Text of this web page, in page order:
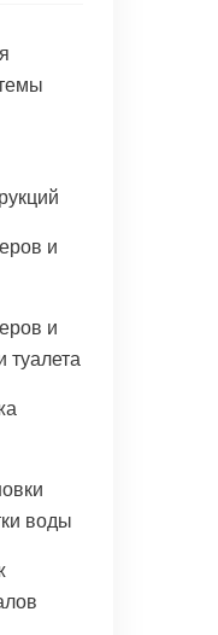
и
и
туалета
воды